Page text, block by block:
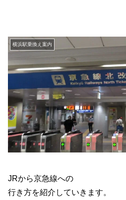
横浜駅乗換え案内
JRから京急線への
行き方を紹介していきます。